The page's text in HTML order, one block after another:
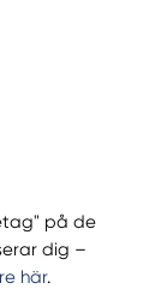
på de
dig –
här.